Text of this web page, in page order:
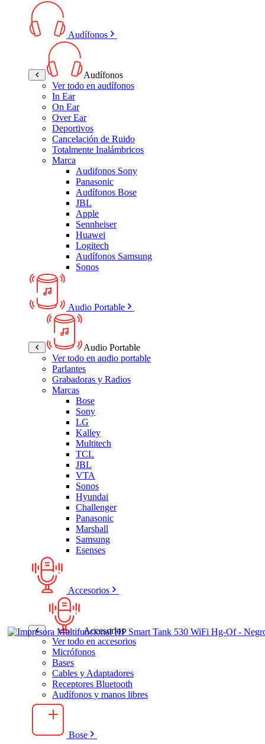
Audífonos
Audífonos
Ver todo en audífonos
In Ear
On Ear
Over Ear
Deportivos
Cancelación de Ruido
Totalmente Inalámbricos
Marca
Audifonos Sony
Panasonic
Audífonos Bose
JBL
Apple
Sennheiser
Huawei
Logitech
Audífonos Samsung
Sonos
Audio Portable
Audio Portable
Ver todo en audio portable
Parlantes
Grabadoras y Radios
Marcas
Bose
Sony
LG
Kalley
Multitech
TCL
JBL
VTA
Sonos
Hyundai
Challenger
Panasonic
Marshall
Samsung
Esenses
Accesorios
Accesorios
Ver todo en accesorios
Micrófonos
Bases
Cables y Adaptadores
Receptores Bluetooth
Audífonos y manos libres
Bose